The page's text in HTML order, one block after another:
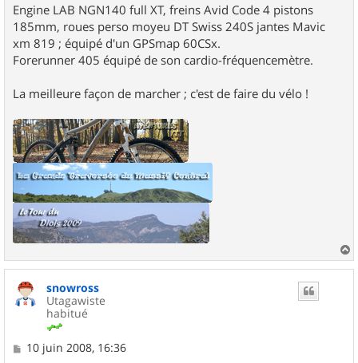
Engine LAB NGN140 full XT, freins Avid Code 4 pistons
185mm, roues perso moyeu DT Swiss 240S jantes Mavic
xm 819 ; équipé d'un GPSmap 60CSx.
Forerunner 405 équipé de son cardio-fréquencemètre.
La meilleure façon de marcher ; c'est de faire du vélo !
a
u
snowross
Utagawiste
habitué
M10 juin 2008, 16:36